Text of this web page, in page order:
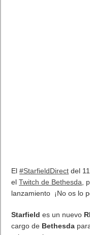
El#StarfieldDirect del
elTwitch de Bethesda ,
lanzamiento ¡No os lo
Starfield es un nuevo
cargo de Bethesda